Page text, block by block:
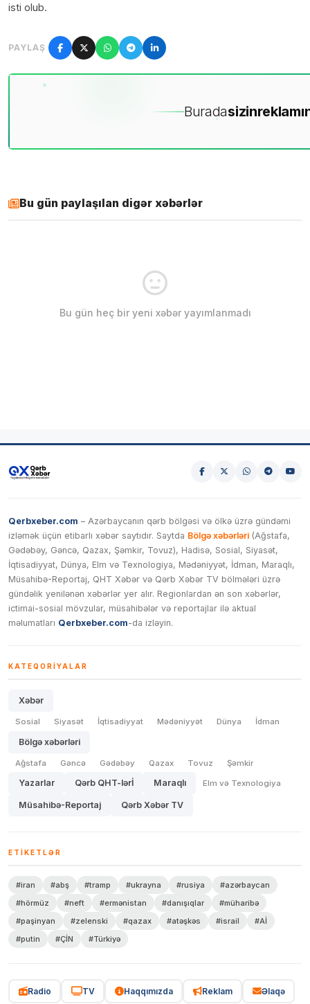
isti olub.
PAYLAŞ
Buradasizin
Bu gün paylaşılan digər xəbərlər
Bu gün heç bir yeni xəbər yayımlanmadı
Qerbxeber.com – Azərbaycanın qərb bölgəsi və ölkə üzrə gündəmi
izləmək üçün etibarlı xəbər saytıdır. Saytda Bölgə xəbərləri (Ağstafa,
Gədəbəy, Gəncə, Qazax, Şəmkir, Tovuz), Hadisə, Sosial, Siyasət,
İqtisadiyyat, Dünya, Elm və Texnologiya, Mədəniyyət, İdman, Maraqlı,
Müsahibə-Reportaj, QHT Xəbər və Qərb Xəbər TV bölmələri üzrə
gündəlik yenilənən xəbərlər yer alır. Regionlardan ən son xəbərlər,
ictimai-sosial mövzular, müsahibələr və reportajlar ilə aktual
məlumatları Qerbxeber.com-da izləyin.
KATEQORIYALAR
Xəbər
Sosial Siyasət İqtisadiyyat Mədəniyyət Dünya İdman
Bölgə xəbərləri
Ağstafa Gəncə Gədəbəy Qazax Tovuz Şəmkir
Yazarlar Qərb QHT-lərİ Maraqlı Elm və Texnologiya
Müsahibə-Reportaj Qərb Xəbər TV
ETIKETLƏR
#iran #abş #tramp #ukrayna #rusiya
#azərbaycan
#hörmüz
#neft #ermənistan #danışıqlar
#müharibə
#paşinyan
#zelenski #qazax #atəşkəs #israil
#Aİ
#putin
#ÇİN #Türkiyə
Radio TV Haqqımızda Reklam Əlaqə